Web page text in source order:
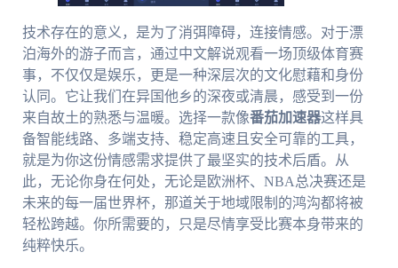
技术存在的意义，是为了消弭障碍，连接情感。对于漂
泊海外的游子而言，通过中文解说观看一场顶级体育赛
事，不仅仅是娱乐，更是一种深层次的文化慰藉和身份
认同。它让我们在异国他乡的深夜或清晨，感受到一份
来自故土的熟悉与温暖。选择一款像番茄加速器这样具
备智能线路、多端支持、稳定高速且安全可靠的工具，
就是为你这份情感需求提供了最坚实的技术后盾。从
此，无论你身在何处，无论是欧洲杯、NBA总决赛还是
未来的每一届世界杯，那道关于地域限制的鸿沟都将被
轻松跨越。你所需要的，只是尽情享受比赛本身带来的
纯粹快乐。